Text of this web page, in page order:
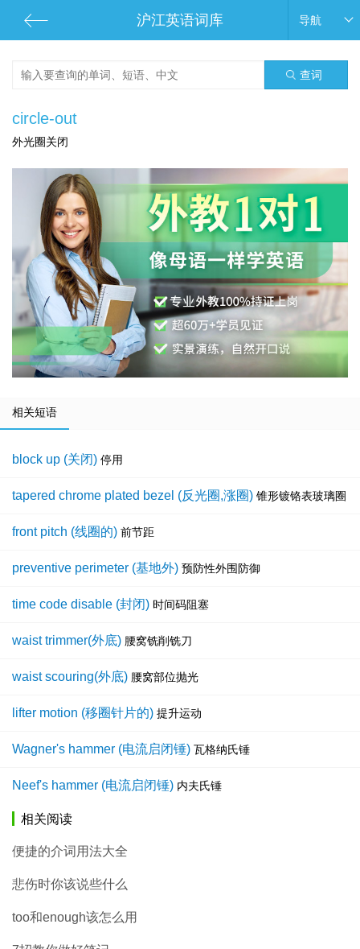
沪江英语词库 导航
查词
circle-out
外光圈关闭
相关短语
block up (关闭) 停用
tapered chrome plated bezel (反光圈,涨圈) 锥形镀铬表玻璃圈
front pitch (线圈的) 前节距
preventive perimeter (基地外) 预防性外围防御
time code disable (封闭) 时间码阻塞
waist trimmer(外底) 腰窝铣削铣刀
waist scouring(外底) 腰窝部位抛光
lifter motion (移圈针片的) 提升运动
Wagner's hammer (电流启闭锤) 瓦格纳氏锤
Neef's hammer (电流启闭锤) 内夫氏锤
相关阅读
便捷的介词用法大全
悲伤时你该说些什么
too和enough该怎么用